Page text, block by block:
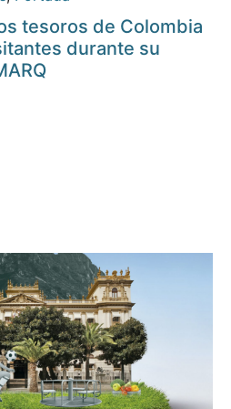
tesoros de Colombia
durante su